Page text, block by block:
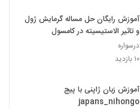
آموزش رایگان حل مساله گرمایش ژول
و تاثیر الاستیسیته در کامسول
درسواره
۱۰ بازدید
آموزش زبان ژاپنی با پیج
japans_nihongo